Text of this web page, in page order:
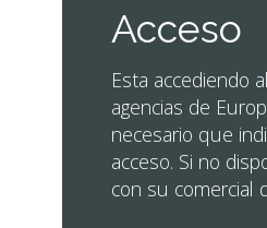
Acceso
Esta accediendo
agencias de
necesario que
acceso. Si no
con su comercial